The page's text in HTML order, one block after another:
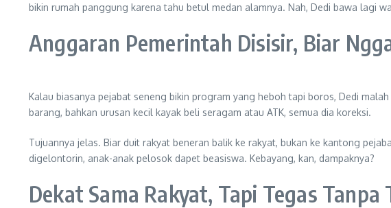
bikin rumah panggung karena tahu betul medan alamnya. Nah, Dedi bawa lagi
Anggaran Pemerintah Disisir, Biar
Kalau biasanya pejabat seneng bikin program yang heboh tapi boros, Dedi
barang, bahkan urusan kecil kayak beli seragam atau ATK, semua dia koreksi.
Tujuannya jelas. Biar duit rakyat beneran balik ke rakyat, bukan ke kantong
digelontorin, anak-anak pelosok dapet beasiswa. Kebayang, kan, dampaknya?
Dekat Sama Rakyat, Tapi Tegas